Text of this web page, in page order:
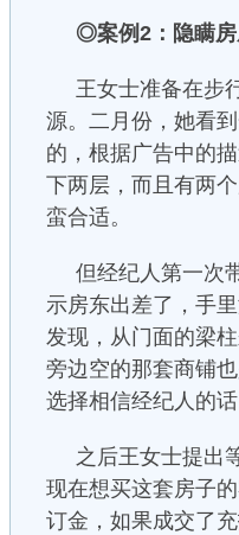
◎案例2：隐瞒
王女士准备在步
源。二月份，她看
的，根据广告中的
下两层，而且有两
蛮合适。
但经纪人第一次
示房东出差了，手
发现，从门面的梁
旁边空的那套商铺
选择相信经纪人的话
之后王女士提出
现在想买这套房子
订金，如果成交了